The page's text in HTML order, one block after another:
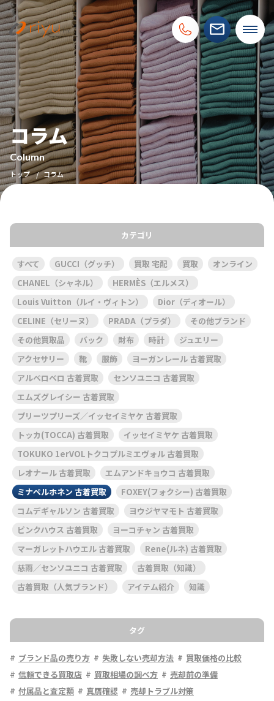
コラム
Column
トップ コラム
カテゴリ
すべて GUCCI（グッチ） 買取 宅配 買取
オンライン
CHANEL（シャネル）
HERMÈS（エルメス）
Louis Vuitton（ルイ・ヴィトン）
Dior（ディオール）
CELINE（セリーヌ）
PRADA（プラダ）
その他ブランド
その他買取品
バック 財布 時計
ジュエリー
アクセサリー
靴 服飾
ヨーガンレール 古着買取
アルベロベロ 古着買取
センソユニコ 古着買取
エムズグレイシー 古着買取
プリーツプリーズ／イッセイミヤケ 古着買取
トッカ(TOCCA) 古着買取
イッセイミヤケ 古着買取
TOKUKO 1erVOLトクコプルミエヴォル 古着買取
レオナール 古着買取
エムアンドキョウコ 古着買取
ミナペルホネン 古着買取
FOXEY(フォクシー) 古着買取
コムデギャルソン 古着買取
ヨウジヤマモト 古着買取
ピンクハウス 古着買取
ヨーコチャン 古着買取
マーガレットハウエル 古着買取
Rene(ルネ) 古着買取
慈雨／センソユニコ 古着買取
古着買取（知識）
古着買取（人気ブランド）
アイテム紹介 知識
タグ
ブランド品の売り方 失敗しない売却方法
買取価格の比較
信頼できる買取店
買取相場の調べ方
売却前の準備
付属品と査定額
真贋確認
売却トラブル対策